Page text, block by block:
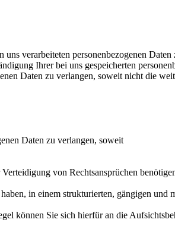
verarbeiteten personenbezogenen Daten
Ihrer bei uns gespeicherten
Daten zu verlangen, soweit nicht die
Daten zu verlangen, soweit
von Rechtsansprüchen
in einem strukturierten, gängigen und
können Sie sich hierfür an die